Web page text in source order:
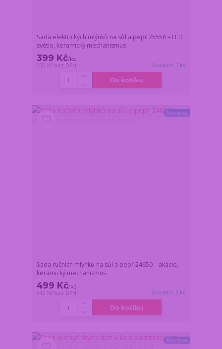
Sada elektrických mlýnků na sůl a pepř 25558 – LED
světlo, keramický mechanismus
399 Kč/ks
330 Kč bez DPH Skladem 1 ks
Do košíku
Novinka
Sada ručních mlýnků na sůl a pepř 24650 – akácie,
keramický mechanismus
499 Kč/ks
412 Kč bez DPH Skladem 2 ks
Do košíku
Novinka